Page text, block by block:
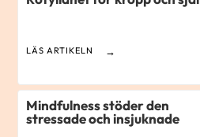
LÄS ARTIKELN
Mindfulness stöder den
stressade och insjuknade